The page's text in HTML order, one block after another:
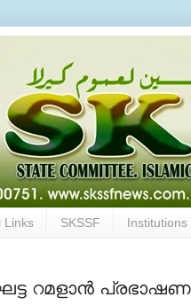
Links SKSSF Institutions
റമളാന്‍